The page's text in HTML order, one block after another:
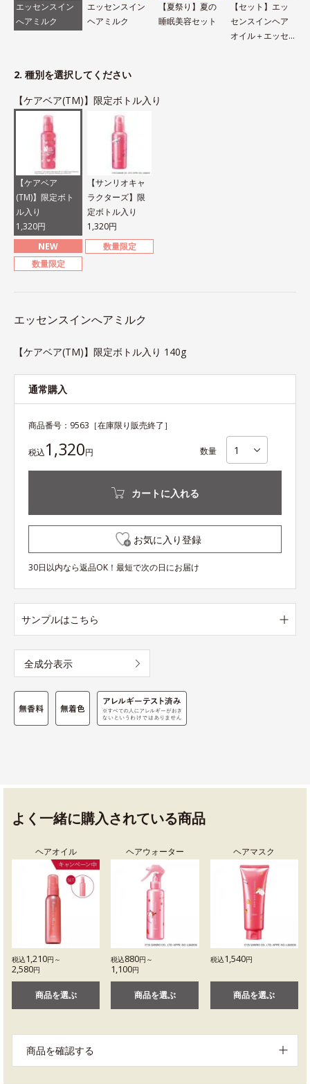
エッセンスイン
へアミルク
エッセンスイン
ヘアミルク
【夏祭り】夏の
睡眠美容セット
【セット】エッ
センスインヘア
オイル＋エッセ
2. 種別を選択してください
【ケアベア(TM)】限定ボトル入り
【ケアベア
(TM)】限定ボト
ル入り
1,320円
NEW
数量限定
【サンリオキャ
ラクターズ】限
定ボトル入り
1,320円
数量限定
エッセンスインへアミルク
【ケアベア(TM)】限定ボトル入り 140g
通常購入
商品番号： 9563 ［在庫限り販売終了］
税込1,320円 数量
カートに入れる
お気に入り登録
30日以内なら返品OK！最短で次の日にお届け
サンプルはこちら
全成分表示
よく一緒に購入されている商品
ヘアオイル
税込1,210円～
2,580円
商品を選ぶ
ヘアウォーター
税込880円～
1,100円
商品を選ぶ
ヘアマスク
税込1,540円
商品を選ぶ
商品を確認する